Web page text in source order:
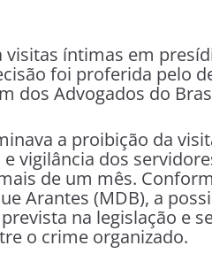
visitas íntimas em
foi proferida pelo
dos Advogados do
a proibição da
vigilância dos
de um mês.
Arantes (MDB), a
na legislação e
o crime organizado.